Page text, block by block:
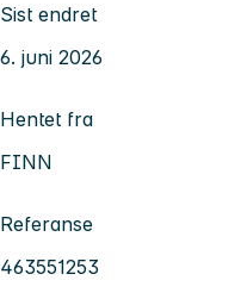
Sist endret
6. juni 2026
Hentet fra
FINN
Referanse
463551253